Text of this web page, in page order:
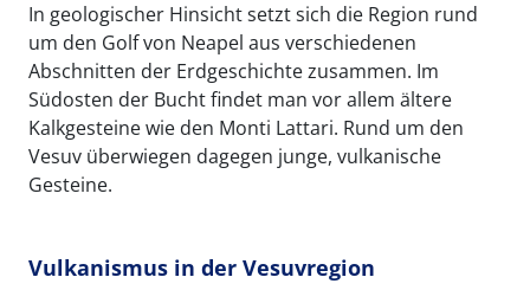
In geologischer Hinsicht setzt sich die Region rund
um den Golf von Neapel aus verschiedenen
Abschnitten der Erdgeschichte zusammen. Im
Südosten der Bucht findet man vor allem ältere
Kalkgesteine wie den Monti Lattari. Rund um den
Vesuv überwiegen dagegen junge, vulkanische
Gesteine.
Vulkanismus in der Vesuvregion